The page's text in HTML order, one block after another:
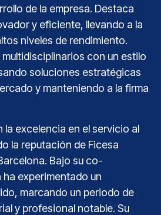
de la empresa. Destaca
y eficiente, llevando a la
niveles de rendimiento.
con un estilo
soluciones estratégicas
y manteniendo a la firma
la excelencia en el servicio al
la reputación de Ficesa
Bajo su co-
experimentado un
marcando un periodo de
y profesional notable. Su